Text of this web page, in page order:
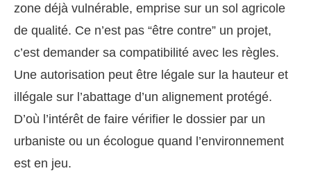
zone déjà vulnérable, emprise sur un sol agricole
de qualité. Ce n’est pas “être contre” un projet,
c’est demander sa compatibilité avec les règles.
Une autorisation peut être légale sur la hauteur et
illégale sur l’abattage d’un alignement protégé.
D’où l’intérêt de faire vérifier le dossier par un
urbaniste ou un écologue quand l’environnement
est en jeu.